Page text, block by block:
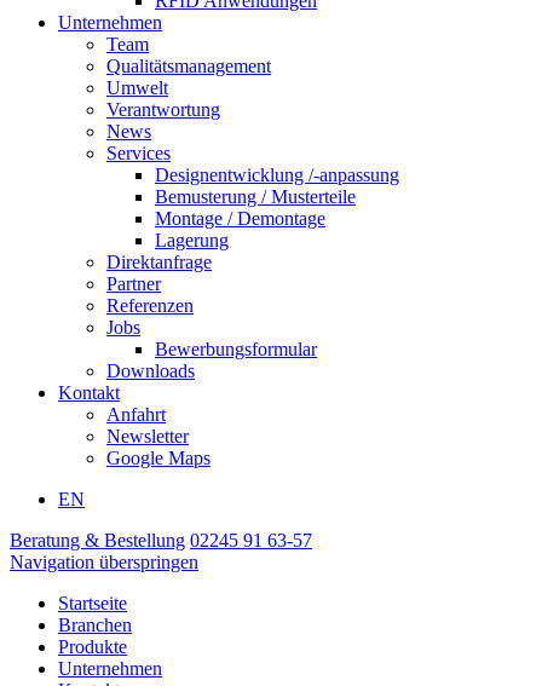
Unternehmen
Team
Qualitätsmanagement
Umwelt
Verantwortung
News
Services
Designentwicklung /-anpassung
Bemusterung / Musterteile
Montage / Demontage
Lagerung
Direktanfrage
Partner
Referenzen
Jobs
Bewerbungsformular
Downloads
Kontakt
Anfahrt
Newsletter
Google Maps
EN
Beratung & Bestellung 02245 91 63-57
Navigation überspringen
Startseite
Branchen
Produkte
Unternehmen